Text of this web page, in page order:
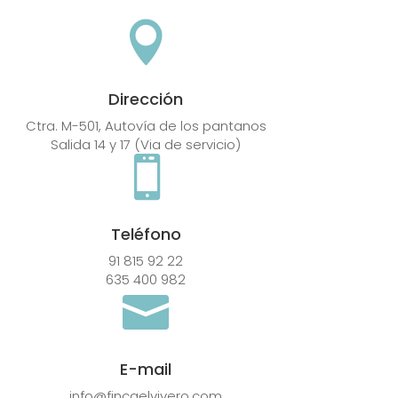

Dirección
Ctra. M-501, Autovía de los pantanos
Salida 14 y 17 (Via de servicio)

Teléfono
91 815 92 22
635 400 982

E-mail